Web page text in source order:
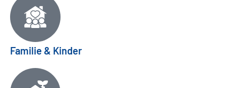
Familie & Kinder